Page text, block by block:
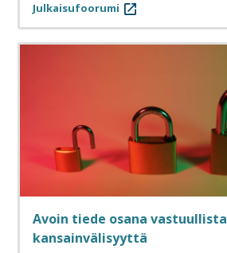
Julkaisufoorumi
Avoin tiede osana vastuullista
kansainvälisyyttä